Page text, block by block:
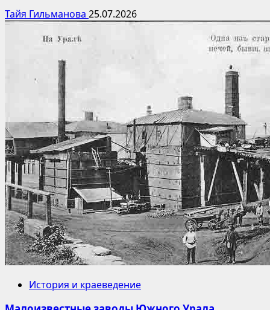
Тайя Гильманова 25.07.2026
История и краеведение